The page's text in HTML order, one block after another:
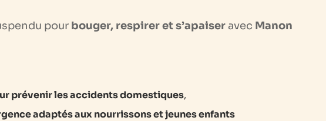
pour bouger, respirer et s’apaiser avec Manon
prévenir les accidents domestiques,
adaptés aux nourrissons et jeunes enfants